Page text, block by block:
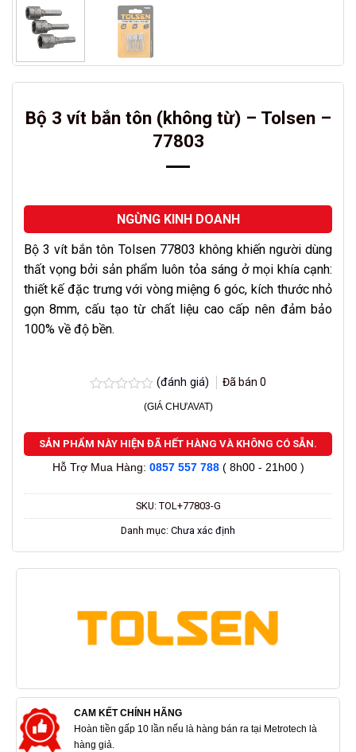
Bộ 3 vít bắn tôn (không từ) – Tolsen –
77803
NGỪNG KINH DOANH
Bộ 3 vít bắn tôn Tolsen 77803 không khiến người dùng
thất vọng bởi sản phẩm luôn tỏa sáng ở mọi khía cạnh:
thiết kế đặc trưng với vòng miệng 6 góc, kích thước nhỏ
gọn 8mm, cấu tạo từ chất liệu cao cấp nên đảm bảo
100% về độ bền.
0.0
sao
(đánh giá) Đã bán0
(GIÁ CHƯAVAT)
SẢN PHẨM NÀY HIỆN ĐÃ HẾT HÀNG VÀ KHÔNG CÓ SẴN.
Hỗ Trợ Mua Hàng: 0857 557 788 ( 8h00 - 21h00 )
SKU: TOL+77803-G
Danh mục: Chưa xác định
CAM KẾT CHÍNH HÃNG
Hoàn tiền gấp 10 lần nếu là hàng bán ra tại Metrotech là
hàng giả.